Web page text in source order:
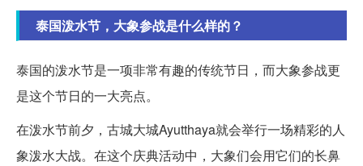
泰国泼水节，大象参战是什么样的？
泰国的泼水节是一项非常有趣的传统节日，而大象参战更
是这个节日的一大亮点。
在泼水节前夕，古城大城Ayutthaya就会举行一场精彩的人
象泼水大战。在这个庆典活动中，大象们会用它们的长鼻